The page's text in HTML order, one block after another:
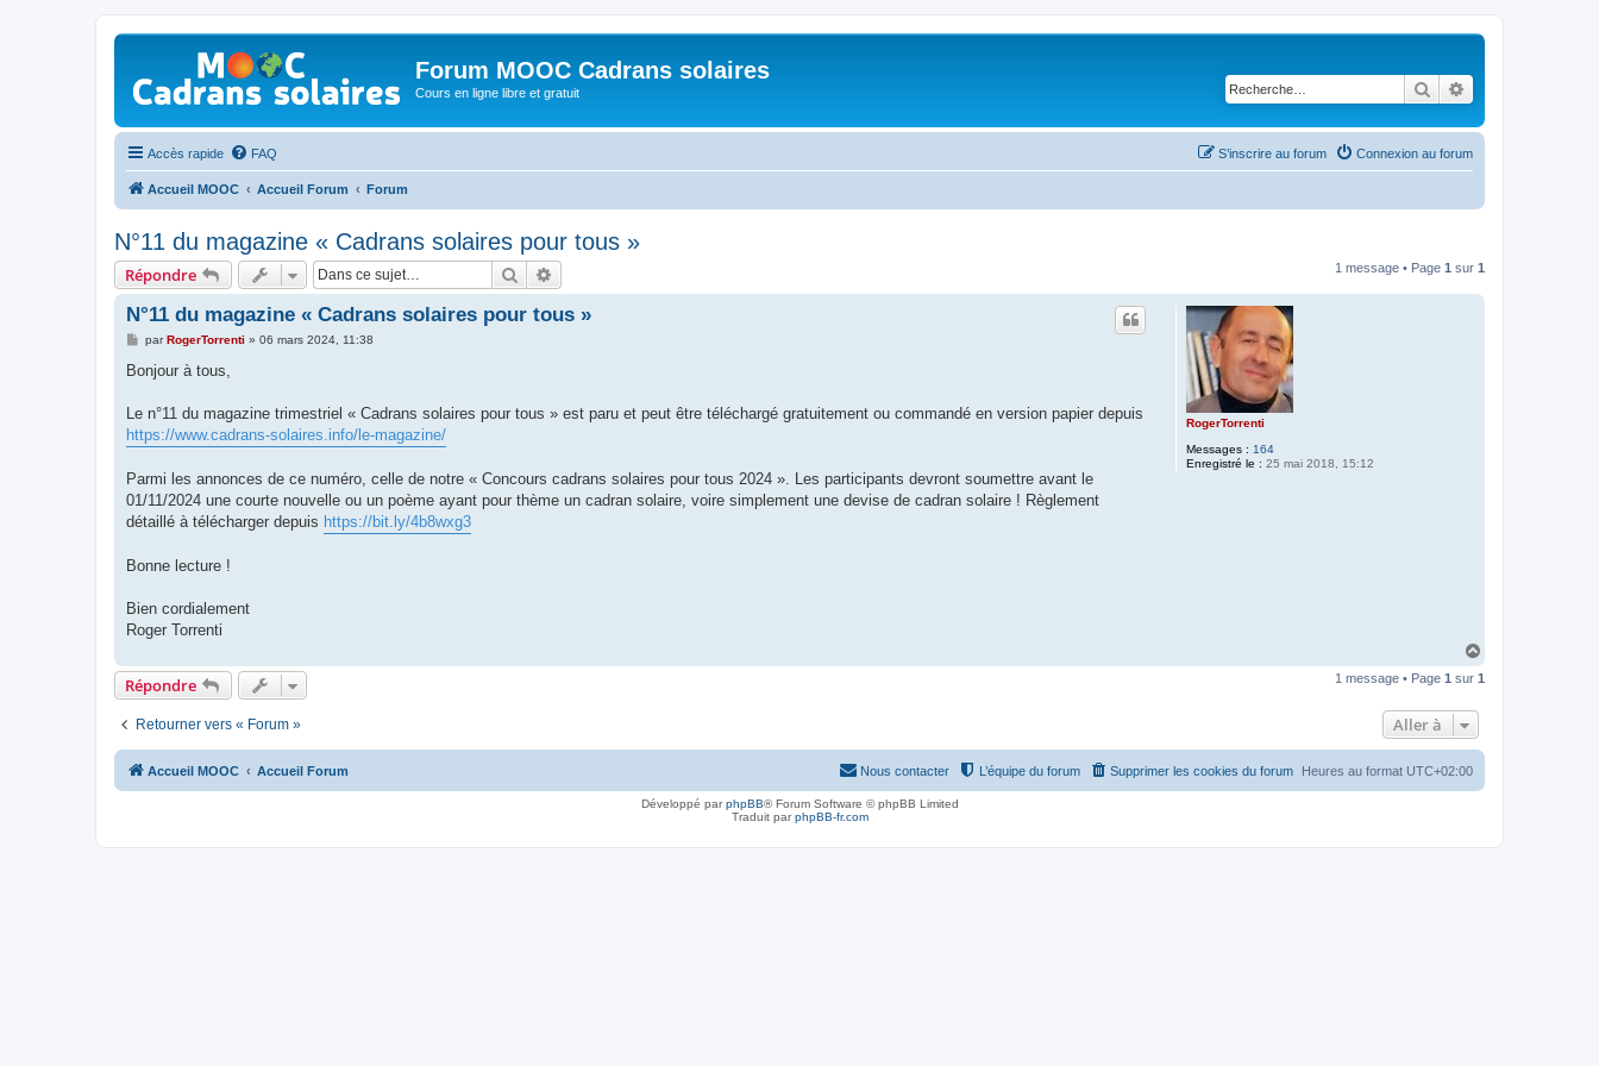
Forum MOOC Cadrans solaires
Cours en ligne libre et gratuit Rechercher
Accès rapide FAQ Connexion au forum
S’inscrire au forum
Accueil MOOC Accueil Forum Forum
N°11 du magazine « Cadrans solaires pour tous »
Répondre Rechercher 1 message • Page 1 sur 1
RogerTorrenti
Messages : 164
Enregistré le : 25 mai 2018, 15:12
N°11 du magazine « Cadrans solaires pour tous »
M
s
g
parRogerTorrenti » 06 mars 2024, 11:38
Bonjour à tous,
Le n°11 du magazine trimestriel « Cadrans solaires pour tous » est paru et peut être téléchargé gratuitement ou commandé en version papier depuis
https://www.cadrans-solaires.info/le-magazine/
Parmi les annonces de ce numéro, celle de notre « Concours cadrans solaires pour tous 2024 ». Les participants devront soumettre avant le
01/11/2024 une courte nouvelle ou un poème ayant pour thème un cadran solaire, voire simplement une devise de cadran solaire ! Règlement
détaillé à télécharger depuis https://bit.ly/4b8wxg3
Bonne lecture !
Bien cordialement
Roger Torrenti
u
Répondre 1 message • Page 1 sur 1
Retourner vers « Forum » Aller à
Accueil MOOC Accueil Forum Heures au format UTC+02:00
Supprimer les cookies du forum
L’équipe du forum
Nous contacter
Développé parphpBB® Forum Software © phpBB Limited
Traduit parphpBB-fr.com